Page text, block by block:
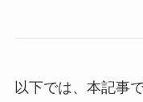
以下では、本記事